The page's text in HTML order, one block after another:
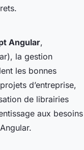
Angular,
la gestion
les bonnes
d’entreprise,
de librairies
aux besoins